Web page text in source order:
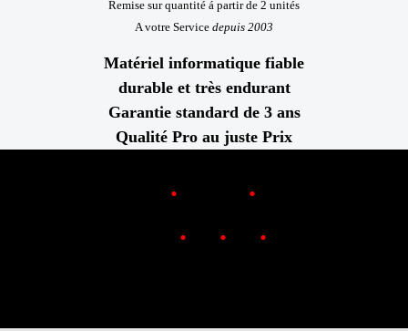
Remise sur quantité á partir de 2 unités
A votre Service depuis 2003
Matériel informatique fiable
durable et très endurant
Garantie standard de 3 ans
Qualité Pro au juste Prix
. .
. . .